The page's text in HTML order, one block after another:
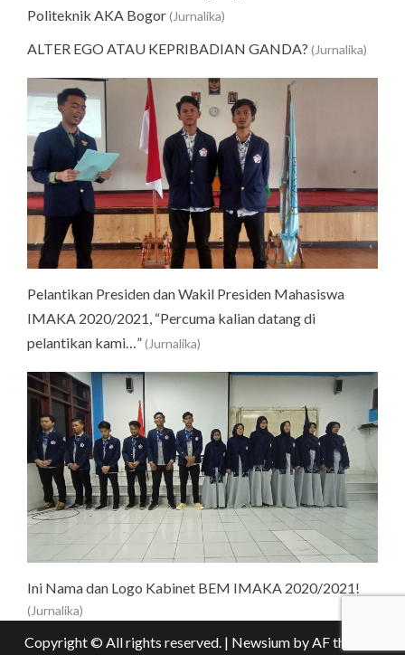
Politeknik AKA Bogor(Jurnalika)
ALTER EGO ATAU KEPRIBADIAN GANDA? (Jurnalika)
Pelantikan Presiden dan Wakil Presiden Mahasiswa
IMAKA 2020/2021, “Percuma kalian datang di
pelantikan kami…”(Jurnalika)
Ini Nama dan Logo Kabinet BEM IMAKA 2020/2021!
(Jurnalika)
Copyright © All rights reserved. | Newsium by AF themes.